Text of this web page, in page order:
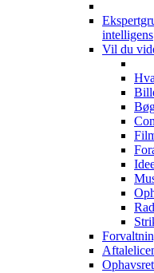
intelligens
Vil du